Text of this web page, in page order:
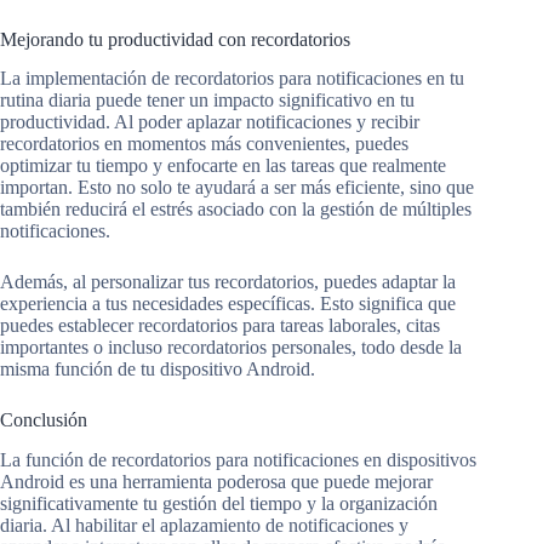
Mejorando tu productividad con recordatorios
La implementación de recordatorios para notificaciones en tu
rutina diaria puede tener un impacto significativo en tu
productividad. Al poder aplazar notificaciones y recibir
recordatorios en momentos más convenientes, puedes
optimizar tu tiempo y enfocarte en las tareas que realmente
importan. Esto no solo te ayudará a ser más eficiente, sino que
también reducirá el estrés asociado con la gestión de múltiples
notificaciones.
Además, al personalizar tus recordatorios, puedes adaptar la
experiencia a tus necesidades específicas. Esto significa que
puedes establecer recordatorios para tareas laborales, citas
importantes o incluso recordatorios personales, todo desde la
misma función de tu dispositivo Android.
Conclusión
La función de recordatorios para notificaciones en dispositivos
Android es una herramienta poderosa que puede mejorar
significativamente tu gestión del tiempo y la organización
diaria. Al habilitar el aplazamiento de notificaciones y